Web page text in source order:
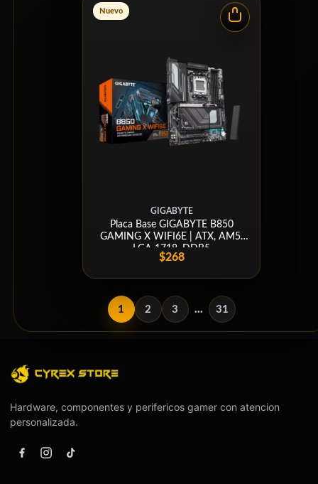
Nuevo
GIGABYTE
Placa Base GIGABYTE B850
GAMING X WIFI6E | ATX, AM5,
LGA 1718, DDR5
$268
1 2 3 ... 31
Hardware, componentes y perifericos gamer con atencion
personalizada.